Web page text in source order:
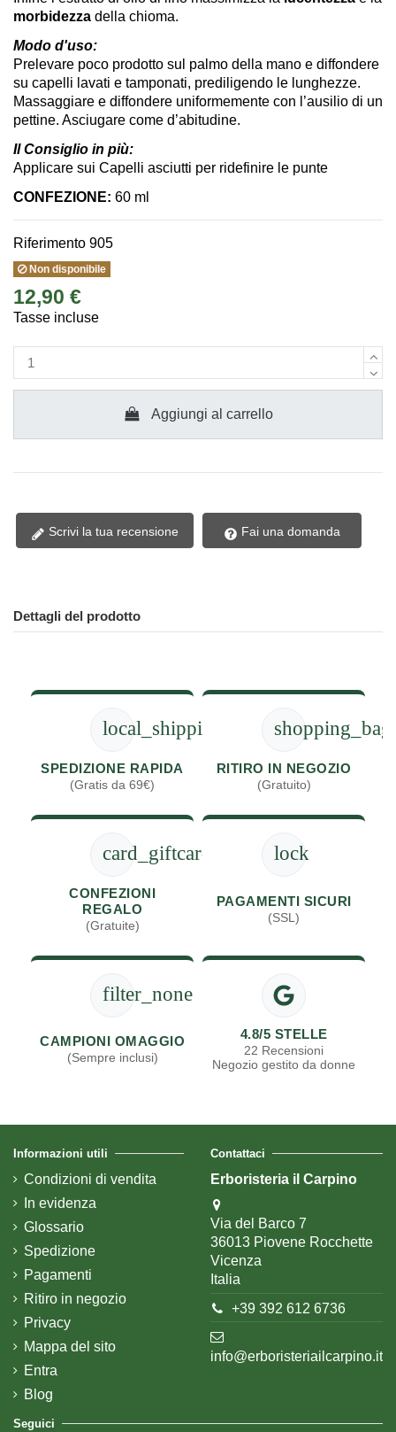
morbidezza della chioma.
Modo d'uso:
Prelevare poco prodotto sul palmo della mano e diffondere
su capelli lavati e tamponati, prediligendo le lunghezze.
Massaggiare e diffondere uniformemente con l’ausilio di un
pettine. Asciugare come d’abitudine.
Il Consiglio in più:
Applicare sui Capelli asciutti per ridefinire le punte
CONFEZIONE: 60 ml
Riferimento 905
Non disponibile
12,90 €
Tasse incluse
Aggiungi al carrello
Scrivi la tua recensione Fai una domanda
Dettagli del prodotto
local_shipping
SPEDIZIONE RAPIDA
(Gratis da 69€)
shopping_bag
RITIRO IN NEGOZIO
(Gratuito)
card_giftcard
CONFEZIONI
REGALO
(Gratuite)
lock
PAGAMENTI SICURI
(SSL)
filter_none
CAMPIONI OMAGGIO
(Sempre inclusi)
4.8/5 STELLE
22 Recensioni
Negozio gestito da donne
Informazioni utili
Condizioni di vendita
In evidenza
Glossario
Spedizione
Pagamenti
Ritiro in negozio
Privacy
Mappa del sito
Entra
Blog
Contattaci
Erboristeria il Carpino
Via del Barco 7
36013 Piovene Rocchette
Vicenza
Italia
+39 392 612 6736
info@erboristeriailcarpino.it
Seguici